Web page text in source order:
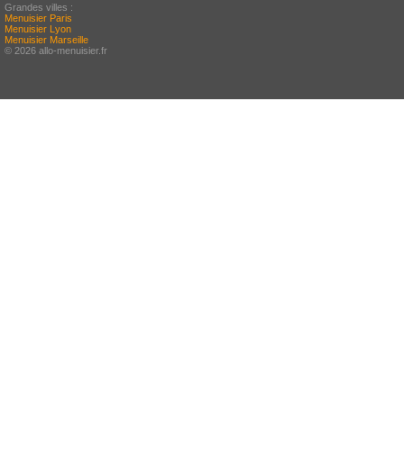
Grandes villes :
Menuisier Paris
Menuisier Lyon
Menuisier Marseille
© 2026 allo-menuisier.fr